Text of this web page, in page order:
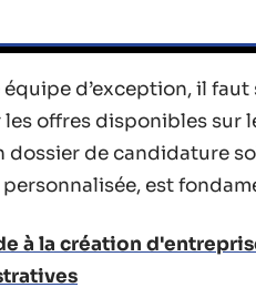
d’exception, il
offres disponibles sur
dossier de candidature
est
à la création